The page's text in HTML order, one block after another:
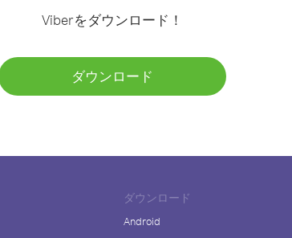
Viberをダウンロード！
ダウンロード
ダウンロード
Android